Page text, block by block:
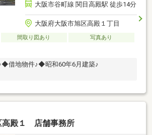
大阪市谷町線 関目高殿駅 徒歩14分
大阪府大阪市旭区高殿１丁目
間取り図あり
写真あり
借地物件♪◆昭和60年6月建築♪
高殿１ 店舗事務所